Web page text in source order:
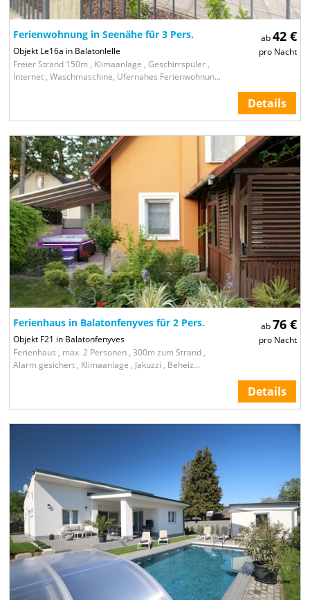
ab42 €
pro Nacht
Ferienwohnung in Seenähe für 3 Pers.
Objekt Le16a in Balatonlelle
Freier Strand 150m , Klimaanlage , Geschirrspüler ,
Internet , Waschmaschine, Ufernahes Ferienwohnun...
Details
ab76 €
pro Nacht
Ferienhaus in Balatonfenyves für 2 Pers.
Objekt F21 in Balatonfenyves
Ferienhaus , max. 2 Personen , 300m zum Strand ,
Alarm gesichert , Klimaanlage , Jakuzzi , Beheiz...
Details